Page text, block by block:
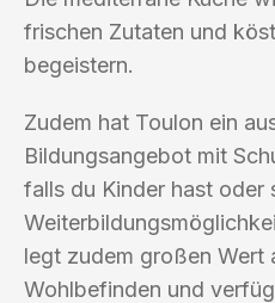
frischen Zutaten und
begeistern.
Zudem hat Toulon ein
Bildungsangebot mit
falls du Kinder hast oder
legt zudem großen Wert
Wohlbefinden und